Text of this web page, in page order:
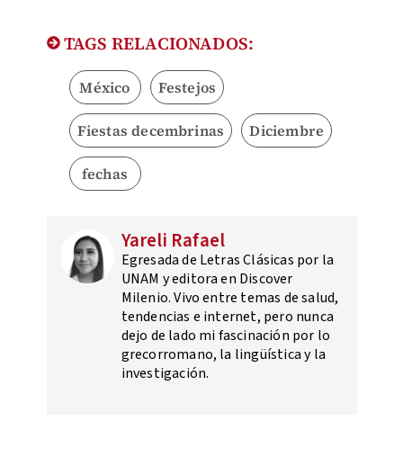
TAGS RELACIONADOS:
México Festejos
Fiestas decembrinas Diciembre
fechas
Yareli Rafael
Egresada de Letras Clásicas por la
UNAM y editora en Discover
Milenio. Vivo entre temas de salud,
tendencias e internet, pero nunca
dejo de lado mi fascinación por lo
grecorromano, la lingüística y la
investigación.